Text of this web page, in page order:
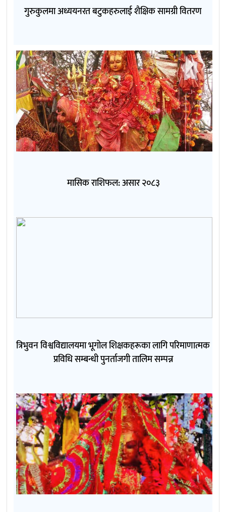
गुरुकुलमा अध्ययनरत बटुकहरुलाई शैक्षिक सामग्री वितरण
मासिक राशिफल: असार २०८३
त्रिभुवन विश्वविद्यालयमा भूगोल शिक्षकहरूका लागि परिमाणात्मक
प्रविधि सम्बन्धी पुनर्ताजगी तालिम सम्पन्न